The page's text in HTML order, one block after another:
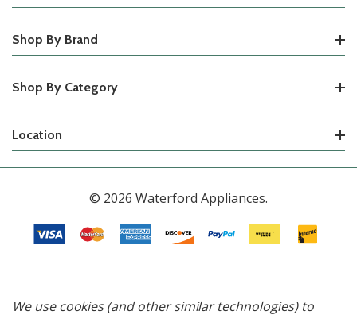
Shop By Brand
Shop By Category
Location
© 2026 Waterford Appliances.
We use cookies (and other similar technologies) to